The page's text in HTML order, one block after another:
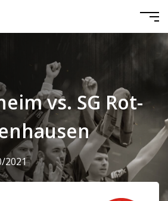
vs. SG Rot-
2021